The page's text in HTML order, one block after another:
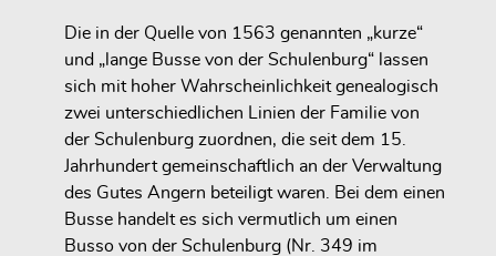
Die in der Quelle von 1563 genannten „kurze“
und „lange Busse von der Schulenburg“ lassen
sich mit hoher Wahrscheinlichkeit genealogisch
zwei unterschiedlichen Linien der Familie von
der Schulenburg zuordnen, die seit dem 15.
Jahrhundert gemeinschaftlich an der Verwaltung
des Gutes Angern beteiligt waren. Bei dem einen
Busse handelt es sich vermutlich um einen
Busso von der Schulenburg (Nr. 349 im